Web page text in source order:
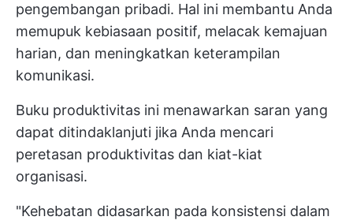
pengembangan pribadi. Hal ini membantu Anda
memupuk kebiasaan positif, melacak kemajuan
harian, dan meningkatkan keterampilan
komunikasi.
Buku produktivitas ini menawarkan saran yang
dapat ditindaklanjuti jika Anda mencari
peretasan produktivitas dan kiat-kiat
organisasi.
"Kehebatan didasarkan pada konsistensi dalam